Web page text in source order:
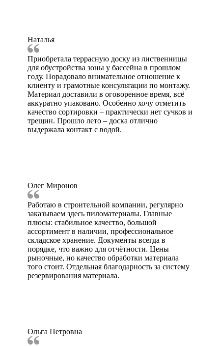
Наталья
Приобретала террасную доску из лиственницы
для обустройства зоны у бассейна в прошлом
году. Порадовало внимательное отношение к
клиенту и грамотные консультации по монтажу.
Материал доставили в оговоренное время, всё
аккуратно упаковано. Особенно хочу отметить
качество сортировки – практически нет сучков и
трещин. Прошло лето – доска отлично
выдержала контакт с водой.
Олег Миронов
Работаю в строительной компании, регулярно
заказываем здесь пиломатериалы. Главные
плюсы: стабильное качество, большой
ассортимент в наличии, профессиональное
складское хранение. Документы всегда в
порядке, что важно для отчётности. Цены
рыночные, но качество обработки материала
того стоит. Отдельная благодарность за систему
резервирования материала.
Ольга Петровна